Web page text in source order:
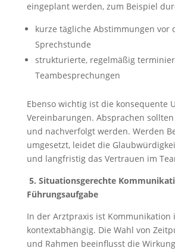
eingeplant werden, zum Beispiel
kurze tägliche Abstimmungen vor
Sprechstunde
strukturierte, regelmäßig
Teambesprechungen
Ebenso wichtig ist die konsequente
Vereinbarungen. Absprachen
und nachverfolgt werden. Werden
umgesetzt, leidet die
und langfristig das Vertrauen im
5. Situationsgerechte
Führungsaufgabe
In der Arztpraxis ist Kommunikation
kontextabhängig. Die Wahl von
und Rahmen beeinflusst die